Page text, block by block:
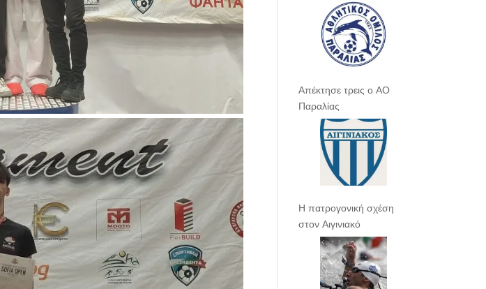
Απέκτησε τρεις ο ΑΟ
Παραλίας
Η πατρογονική σχέση
στον Αιγινιακό